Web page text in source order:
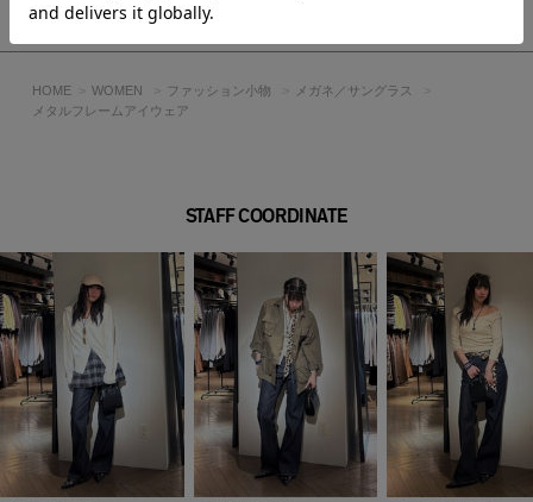
シェア
HOME WOMEN ファッション小物
メガネ／サングラス
メタルフレームアイウェア
STAFF COORDINATE